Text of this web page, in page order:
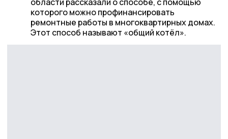
которого можно профинансировать
ремонтные работы в многоквартирных домах.
Этот способ называют «общий котёл».